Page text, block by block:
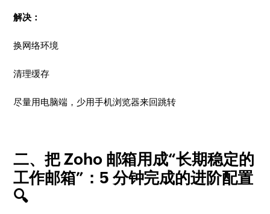
解决：
换网络环境
清理缓存
尽量用电脑端，少用手机浏览器来回跳转
二、把 Zoho 邮箱用成“长期稳定的
工作邮箱”：5 分钟完成的进阶配置
🔍